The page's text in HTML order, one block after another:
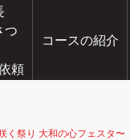
つ
頼
コースの紹介
く祭り 大和の心フェスタ〜